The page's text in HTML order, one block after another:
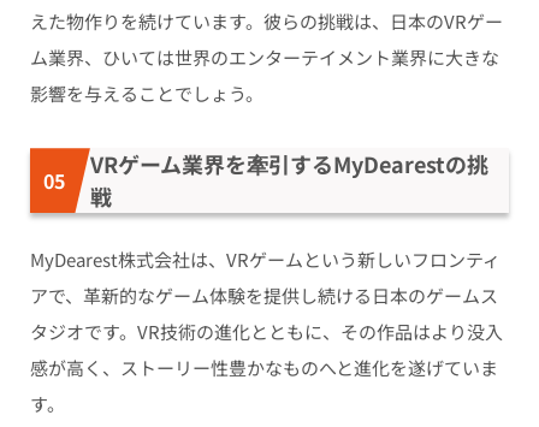
えた物作りを続けています。彼らの挑戦は、日本のVRゲー
ム業界、ひいては世界のエンターテイメント業界に大きな
影響を与えることでしょう。
VRゲーム業界を牽引するMyDearestの挑
戦
MyDearest株式会社は、VRゲームという新しいフロンティ
アで、革新的なゲーム体験を提供し続ける日本のゲームス
タジオです。VR技術の進化とともに、その作品はより没入
感が高く、ストーリー性豊かなものへと進化を遂げていま
す。